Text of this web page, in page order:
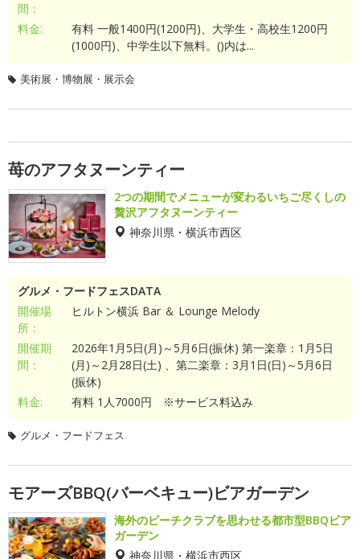
間：
料金:
有料 一般1400円(1200円)、大学生・高校生1200円
(1000円)、中学生以下無料。()内は...
美術展・博物展・展示会
苺のアフタヌーンティー
2つの期間でメニューが変わるいちご尽くしの
贅沢アフタヌーンティー
神奈川県・横浜市西区
グルメ・フードフェスDATA
開催場
所：
ヒルトン横浜 Bar ＆ Lounge Melody
開催期
間：
2026年1月5日(月)～5月6日(振休) 第一楽章：1月5日
(月)～2月28日(土) 、第二楽章：3月1日(日)～5月6日
(振休)
料金:
有料 1人7000円 ※サービス料込み
グルメ・フードフェス
モアーズBBQ(バーベキュー)ビアガーデン
海外のビーチクラブを思わせる都市型BBQビア
ガーデン
神奈川県・横浜市西区